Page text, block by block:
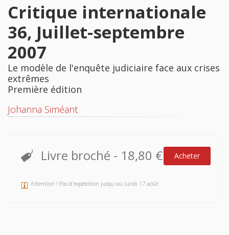
Critique internationale
36, Juillet-septembre
2007
Le modèle de l'enquête judiciaire face aux crises
extrêmes
Première édition
Johanna Siméant
Livre broché - 18,80 € Acheter
Attention ! Pas d'expédition jusqu'au lundi 17 août